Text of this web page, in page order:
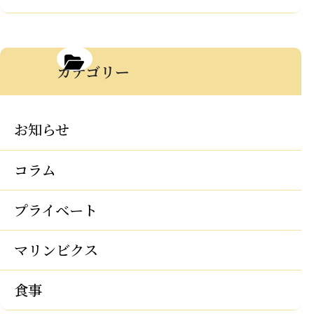
カテゴリー
お知らせ
コラム
プライベート
マリンビクス
食事